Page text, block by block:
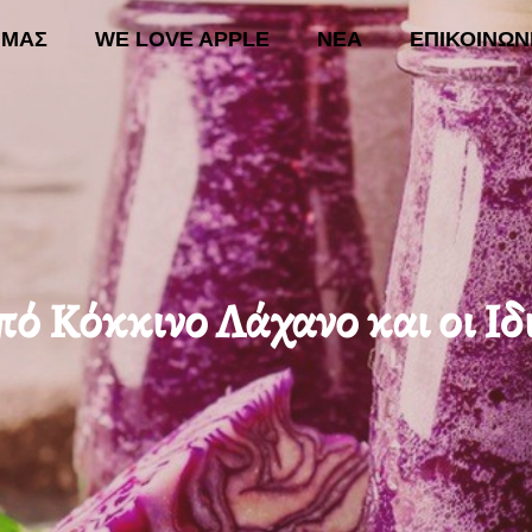
ΜΑΣ WE LOVE APPLE ΝΕΑ
ΟΙ ΔΡΑΣΕΙΣ ΜΑΣ WE LOVE APPLE ΝΕΑ
Κόκκινο Λάχανο και οι